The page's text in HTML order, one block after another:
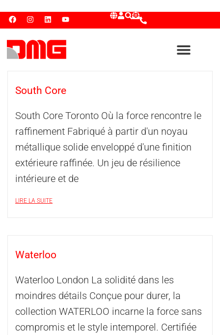
South Core
South Core Toronto Où la force rencontre le
raffinement Fabriqué à partir d'un noyau
métallique solide enveloppé d'une finition
extérieure raffinée. Un jeu de résilience
intérieure et de
LIRE LA SUITE
Waterloo
Waterloo London La solidité dans les
moindres détails Conçue pour durer, la
collection WATERLOO incarne la force sans
compromis et le style intemporel. Certifiée